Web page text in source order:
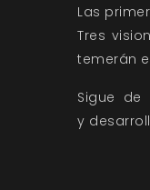
Las
Tres
temerán
Sigue
y